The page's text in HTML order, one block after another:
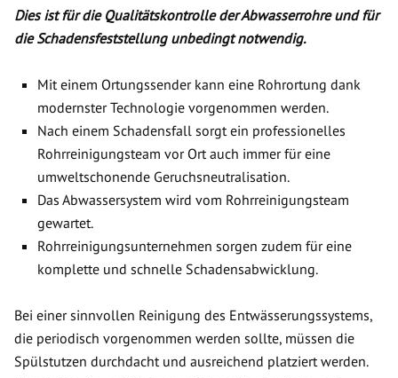
Dies ist für die Qualitätskontrolle der Abwasserrohre und für
die Schadensfeststellung unbedingt notwendig.
Mit einem Ortungssender kann eine Rohrortung dank
modernster Technologie vorgenommen werden.
Nach einem Schadensfall sorgt ein professionelles
Rohrreinigungsteam vor Ort auch immer für eine
umweltschonende Geruchsneutralisation.
Das Abwassersystem wird vom Rohrreinigungsteam
gewartet.
Rohrreinigungsunternehmen sorgen zudem für eine
komplette und schnelle Schadensabwicklung.
Bei einer sinnvollen Reinigung des Entwässerungssystems,
die periodisch vorgenommen werden sollte, müssen die
Spülstutzen durchdacht und ausreichend platziert werden.